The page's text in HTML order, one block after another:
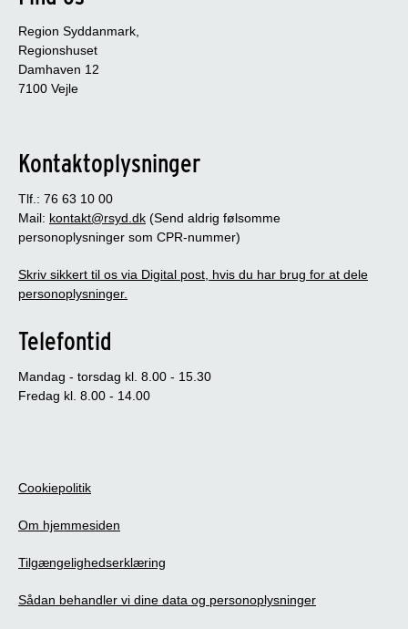
Region Syddanmark,
Regionshuset
Damhaven 12
7100 Vejle
Kontaktoplysninger
Tlf.: 76 63 10 00
Mail: kontakt@rsyd.dk (Send aldrig følsomme
personoplysninger som CPR-nummer)
Skriv sikkert til os via Digital post, hvis du har brug for at dele
personoplysninger.
Telefontid
Mandag - torsdag kl. 8.00 - 15.30
Fredag kl. 8.00 - 14.00
Cookiepolitik
Om hjemmesiden
Tilgængelighedserklæring
Sådan behandler vi dine data og personoplysninger